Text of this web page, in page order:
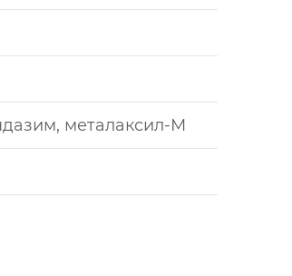
металаксил-М